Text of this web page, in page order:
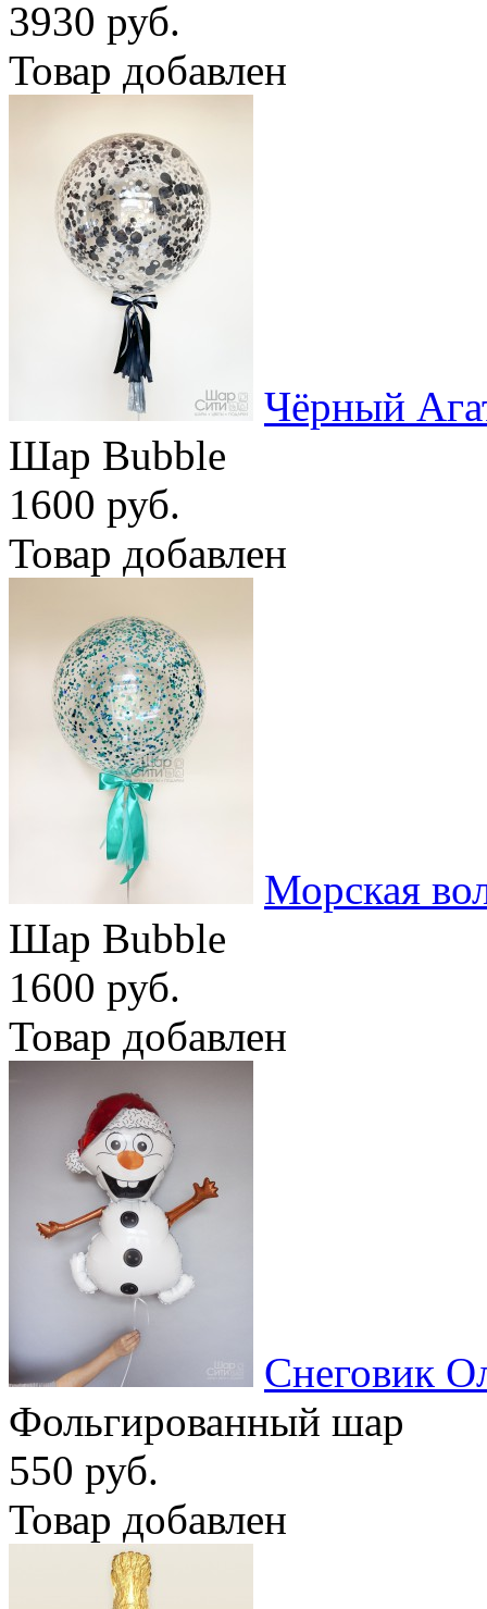
3930 руб.
Товар добавлен
Чёрный
Шар Bubble
1600 руб.
Товар добавлен
Морская
Шар Bubble
1600 руб.
Товар добавлен
Снеговик
Фольгированный шар
550 руб.
Товар добавлен